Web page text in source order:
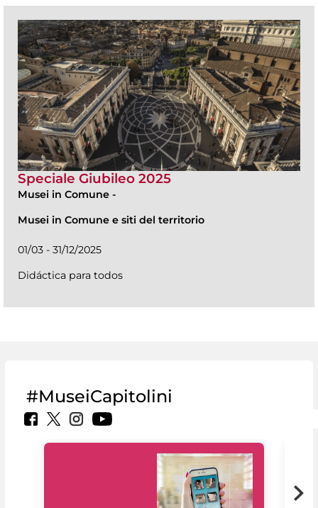
Speciale Giubileo 2025
Musei in Comune -
Musei in Comune e siti del territorio
01/03 - 31/12/2025
Didáctica para todos
#MuseiCapitolini